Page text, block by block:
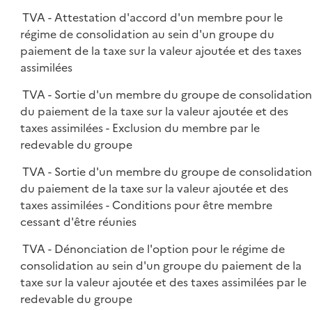
TVA - Attestation d'accord d'un membre pour le
régime de consolidation au sein d'un groupe du
paiement de la taxe sur la valeur ajoutée et des taxes
assimilées
TVA - Sortie d'un membre du groupe de consolidation
du paiement de la taxe sur la valeur ajoutée et des
taxes assimilées - Exclusion du membre par le
redevable du groupe
TVA - Sortie d'un membre du groupe de consolidation
du paiement de la taxe sur la valeur ajoutée et des
taxes assimilées - Conditions pour être membre
cessant d'être réunies
TVA - Dénonciation de l'option pour le régime de
consolidation au sein d'un groupe du paiement de la
taxe sur la valeur ajoutée et des taxes assimilées par le
redevable du groupe